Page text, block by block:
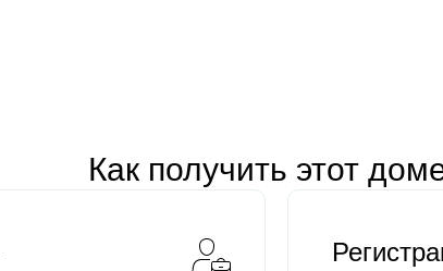
Как получить этот